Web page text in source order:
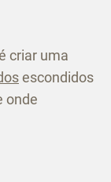
criar uma
escondidos
onde